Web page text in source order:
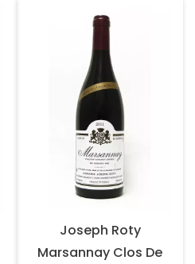
Joseph Roty
Marsannay Clos De